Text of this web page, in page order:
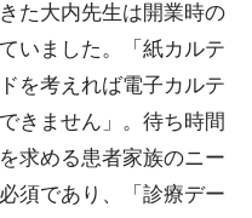
た大内先生は開業時の
いました。「紙カルテ
を考えれば電子カルテ
きません」。待ち時間
求める患者家族のニー
須であり、「診療デー